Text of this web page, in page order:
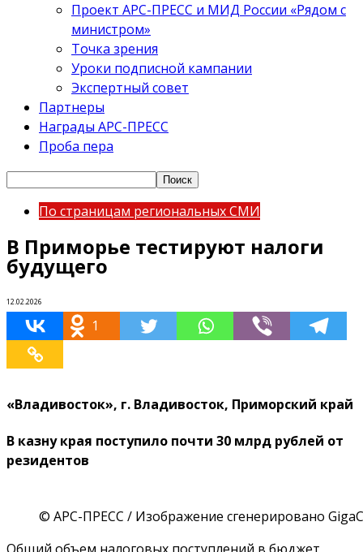
Проект АРС-ПРЕСС и МИД России «Рядом с
министром»
Точка зрения
Уроки подписной кампании
Экспертный совет
Партнеры
Награды АРС-ПРЕСС
Проба пера
По страницам региональных СМИ
В Приморье тестируют налоги
будущего
12.02.2026
1
«Владивосток», г. Владивосток, Приморский край
В казну края поступило почти 30 млрд рублей от
резидентов
© АРС-ПРЕСС / Изображение сгенерировано